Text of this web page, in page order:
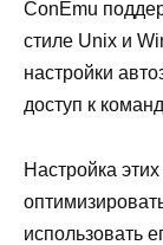
ConEmu
стиле Unix и
настройки
доступ к
Настройка
использовать